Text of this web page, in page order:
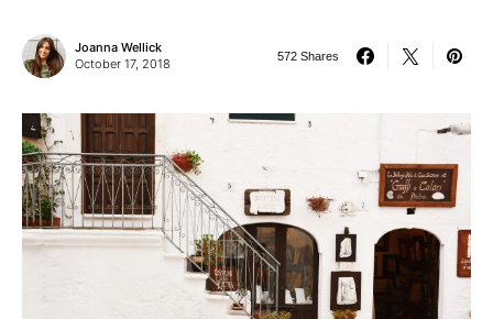
Joanna Wellick
October 17, 2018
572 Shares